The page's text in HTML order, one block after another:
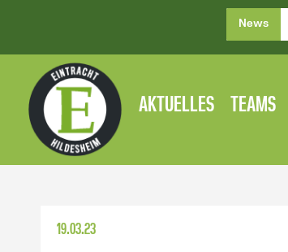
News
AKTUELLES TEAMS
19.03.23